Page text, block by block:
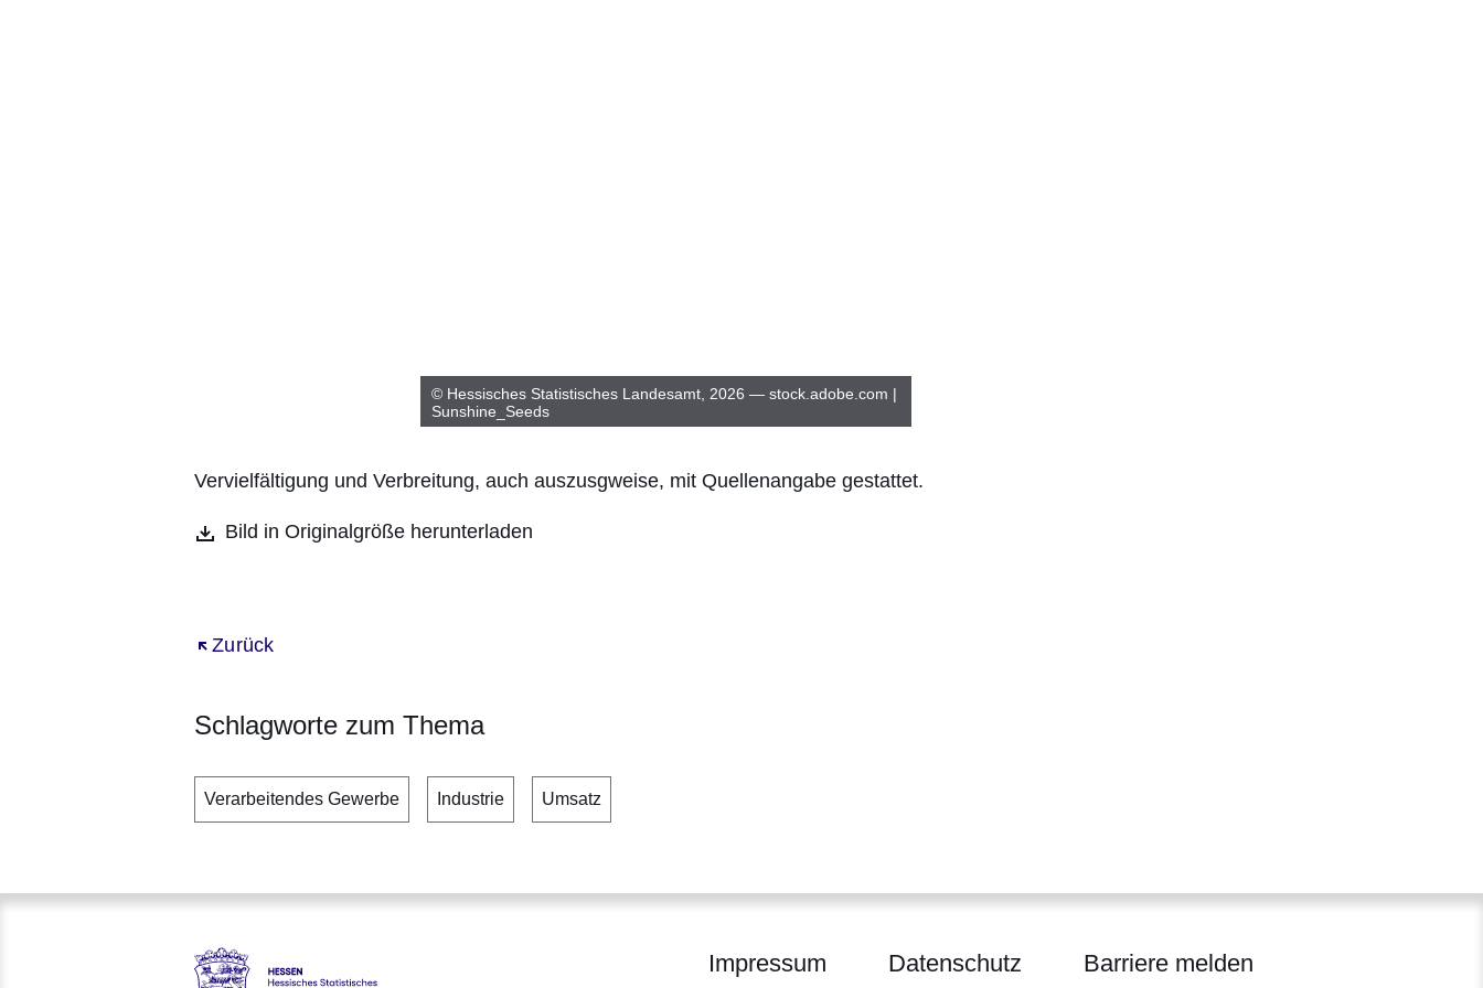
© Hessisches Statistisches Landesamt, 2026 — stock.adobe.com |
Sunshine_Seeds
Vervielfältigung und Verbreitung, auch auszusgweise, mit Quellenangabe gestattet.
Bild in Originalgröße herunterladen
Zurück
Öffnet sich in einem neuen Fenster
Schlagworte zum Thema
Verarbeitendes Gewerbe Industrie Umsatz
Impressum Datenschutz
Barriere melden